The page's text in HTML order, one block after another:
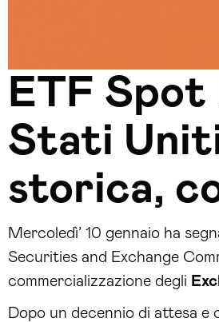
ETF
Stati
storica,
Mercoledì’ 10 gennaio ha
Securities and Exchange
commercializzazione degli
Dopo un decennio di attesa